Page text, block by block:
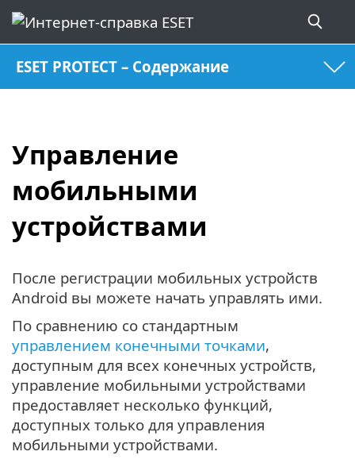
ESET PROTECT – Содержание
Управление
мобильными
устройствами
После регистрации мобильных устройств
Android вы можете начать управлять ими.
По сравнению со стандартным
управлением конечными точками,
доступным для всех конечных устройств,
управление мобильными устройствами
предоставляет несколько функций,
доступных только для управления
мобильными устройствами.